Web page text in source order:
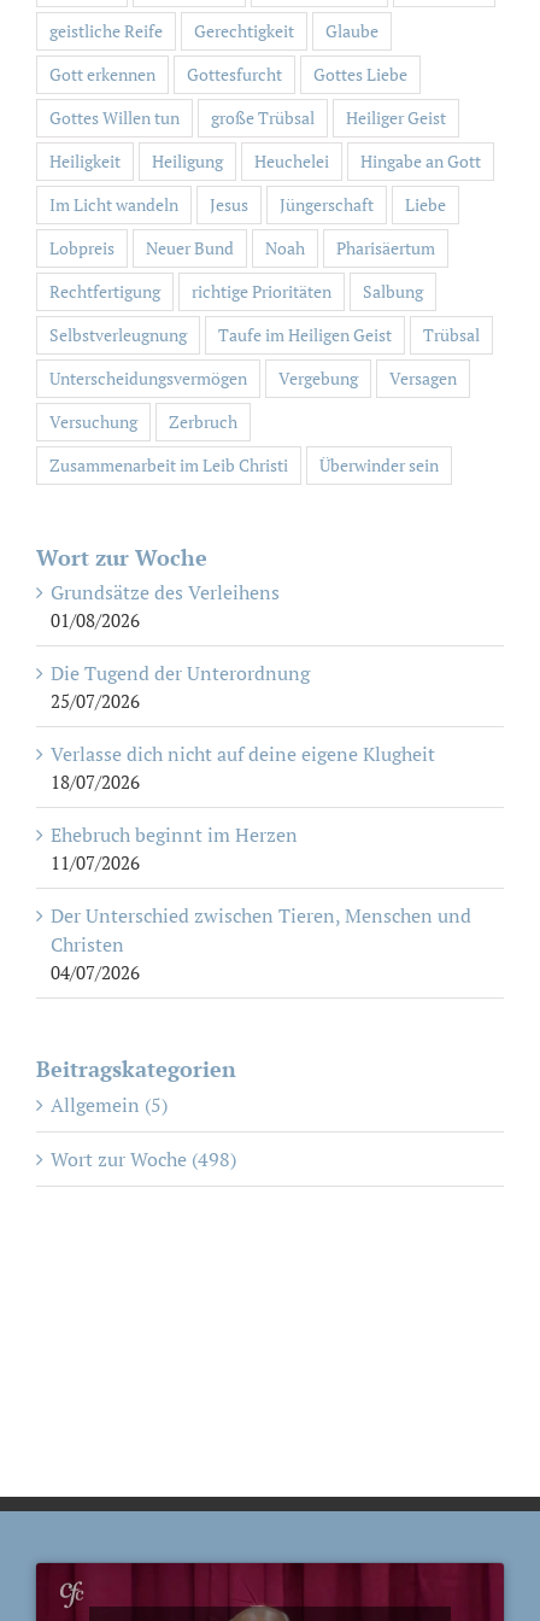
geistliche Reife Gerechtigkeit
Glaube
Gott erkennen
Gottesfurcht
Gottes Liebe
Gottes Willen tun
große Trübsal
Heiliger Geist
Heiligkeit
Heiligung Heuchelei
Hingabe an Gott
Im Licht wandeln
Jesus Jüngerschaft
Liebe
Lobpreis
Neuer Bund Noah
Pharisäertum
Rechtfertigung
richtige Prioritäten
Salbung
Selbstverleugnung
Taufe im Heiligen Geist
Trübsal
Unterscheidungsvermögen
Vergebung
Versagen
Versuchung
Zerbruch
Zusammenarbeit im Leib Christi
Überwinder sein
Wort zur Woche
Grundsätze des Verleihens
01/08/2026
Die Tugend der Unterordnung
25/07/2026
Verlasse dich nicht auf deine eigene Klugheit
18/07/2026
Ehebruch beginnt im Herzen
11/07/2026
Der Unterschied zwischen Tieren, Menschen und
Christen
04/07/2026
Beitragskategorien
Allgemein (5)
Wort zur Woche (498)